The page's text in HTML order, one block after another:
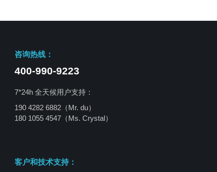
咨询热线：
400-990-9223
7*24h 全天候用户支持：
190 4282 6882（Mr. du）
180 1055 4547 （Ms. Crystal）
客户和技术支持：